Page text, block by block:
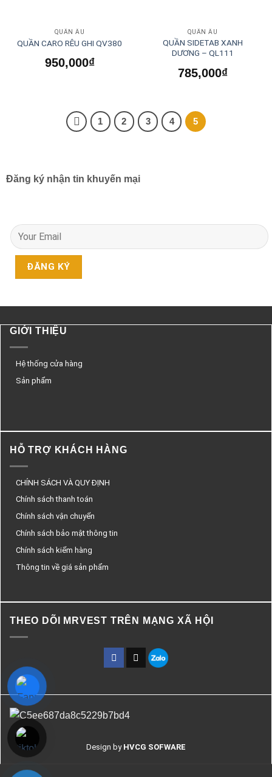
QUẦN ÂU
QUẦN CARO RÊU GHI QV380
950,000₫
QUẦN ÂU
QUẦN SIDETAB XANH
DƯƠNG – QL111
785,000₫
1 2 3 4 5
Đăng ký nhận tin khuyến mại
GIỚI THIỆU
Hệ thống cửa hàng
Sản phẩm
HỖ TRỢ KHÁCH HÀNG
CHÍNH SÁCH VÀ QUY ĐỊNH
Chính sách thanh toán
Chính sách vận chuyển
Chính sách bảo mật thông tin
Chính sách kiểm hàng
Thông tin về giá sản phẩm
THEO DÕI MRVEST TRÊN MẠNG XÃ HỘI
Design by HVCG SOFWARE